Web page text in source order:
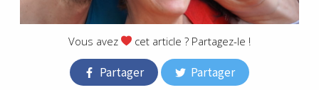
Vous avez cet article ? Partagez-le !
Partager Partager